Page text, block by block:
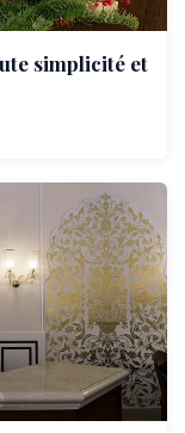
simplicité et